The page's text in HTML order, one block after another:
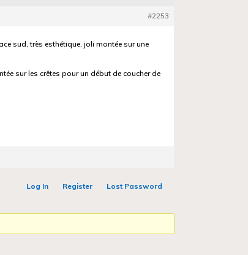
#2253
sud, très esthétique, joli montée sur une
sur les crêtes pour un début de coucher de
Log In Register
Lost Password